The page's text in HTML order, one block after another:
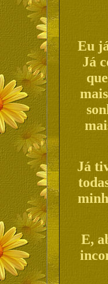
Eu
Já
Já
E,